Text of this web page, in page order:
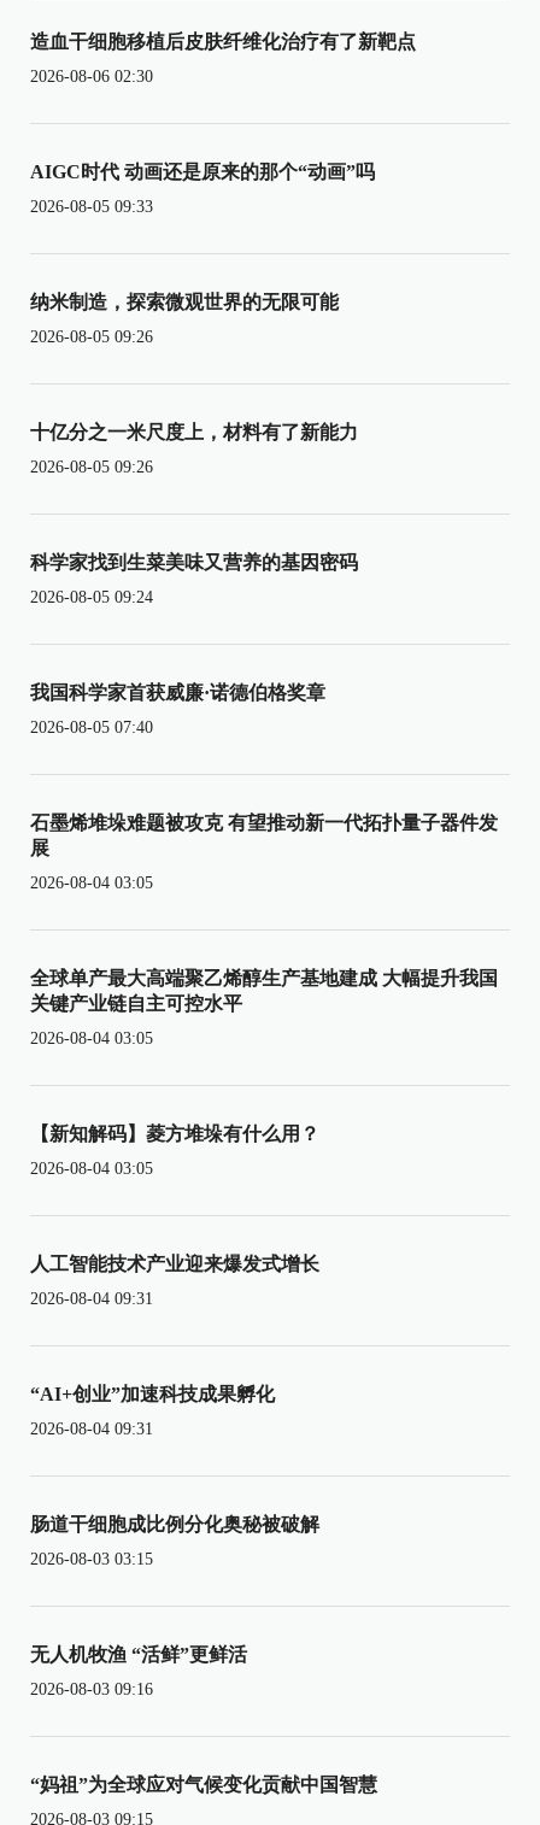
造血干细胞移植后皮肤纤维化治疗有了新靶点
2026-08-06 02:30
AIGC时代 动画还是原来的那个“动画”吗
2026-08-05 09:33
纳米制造，探索微观世界的无限可能
2026-08-05 09:26
十亿分之一米尺度上，材料有了新能力
2026-08-05 09:26
科学家找到生菜美味又营养的基因密码
2026-08-05 09:24
我国科学家首获威廉·诺德伯格奖章
2026-08-05 07:40
石墨烯堆垛难题被攻克 有望推动新一代拓扑量子器件发
展
2026-08-04 03:05
全球单产最大高端聚乙烯醇生产基地建成 大幅提升我国
关键产业链自主可控水平
2026-08-04 03:05
【新知解码】菱方堆垛有什么用？
2026-08-04 03:05
人工智能技术产业迎来爆发式增长
2026-08-04 09:31
“AI+创业”加速科技成果孵化
2026-08-04 09:31
肠道干细胞成比例分化奥秘被破解
2026-08-03 03:15
无人机牧渔 “活鲜”更鲜活
2026-08-03 09:16
“妈祖”为全球应对气候变化贡献中国智慧
2026-08-03 09:15